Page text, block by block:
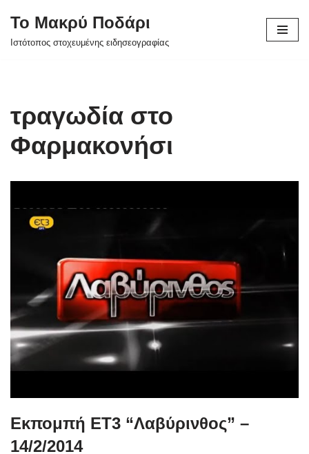
Μεταπηδήστε
Το Μακρύ Ποδάρι
Ιστότοπος στοχευμένης ειδησεογραφίας
τραγωδία στο
Φαρμακονήσι
Εκπομπή ΕΤ3 “Λαβύρινθος” –
14/2/2014